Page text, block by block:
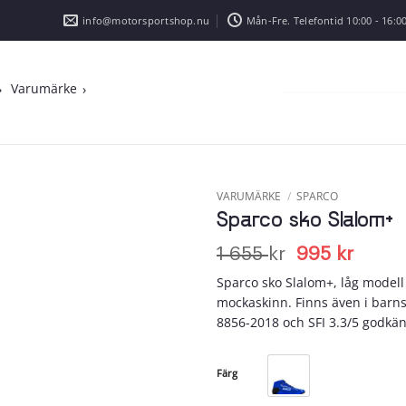
info@motorsportshop.nu Mån-Fre. Telefontid 10:00 -
Varumärke
VARUMÄRKE / SPARCO
Sparco sko Slalom+
1 655kr
Det
priset
var:
1
995 krDet
priset
är:
995
Sparco sko Slalom+, låg
mockaskinn. Finns även i
8856-2018 och SFI 3.3/5
Färg